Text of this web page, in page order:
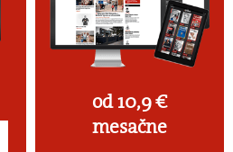
od 10,9 €
mesačne